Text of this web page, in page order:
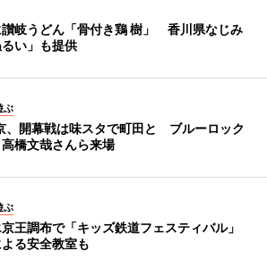
岐うどん「骨付き鶏 樹」 香川県なじみ
い」も提供
ぶ
、開幕戦は味スタで町田と ブルーロック
橋文哉さんら来場
ぶ
京王調布で「キッズ鉄道フェスティバル」
る安全教室も